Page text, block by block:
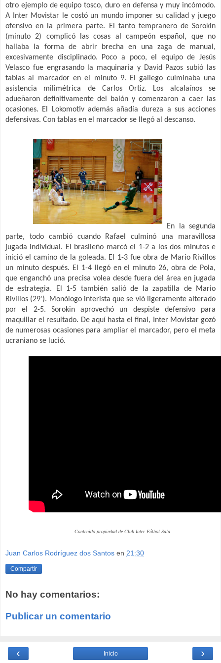
otro ejemplo de equipo tosco, duro en defensa y muy incómodo.
A Inter Movistar le costó un mundo imponer su calidad y juego
ofensivo en la primera parte. El tanto tempranero de Sorokin
(minuto 2) complicó las cosas al campeón español, que no
hallaba la forma de abrir brecha en una zaga de manual,
excesivamente disciplinado. Poco a poco, el equipo de Jesús
Velasco fue engrasando la maquinaria y David Pazos subió las
tablas al marcador en el minuto 9. El gallego culminaba una
asistencia milimétrica de Carlos Ortiz. Los alcalaínos se
adueñaron definitivamente del balón y comenzaron a caer las
ocasiones. El Lokomotiv además añadía dureza a sus acciones
defensivas. Con tablas en el marcador se llegó al descanso.
En la segunda
parte, todo cambió cuando Rafael culminó una maravillosa
jugada individual. El brasileño marcó el 1-2 a los dos minutos e
inició el camino de la goleada. El 1-3 fue obra de Mario Rivillos
un minuto después. El 1-4 llegó en el minuto 26, obra de Pola,
que enganchó una precisa volea desde fuera del área en jugada
de estrategia. El 1-5 también salió de la zapatilla de Mario
Rivillos (29'). Monólogo interista que se vió ligeramente alterado
por el 2-5. Sorokin aprovechó un despiste defensivo para
maquillar el resultado. De aquí hasta el final, Inter Movistar gozó
de numerosas ocasiones para ampliar el marcador, pero el meta
ucraniano se lució.
Contenido propiedad de Club Inter Fútbol Sala
Juan Carlos Rodríguez dos Santos en 21:30
Compartir
No hay comentarios:
Publicar un comentario
‹ ›
Inicio